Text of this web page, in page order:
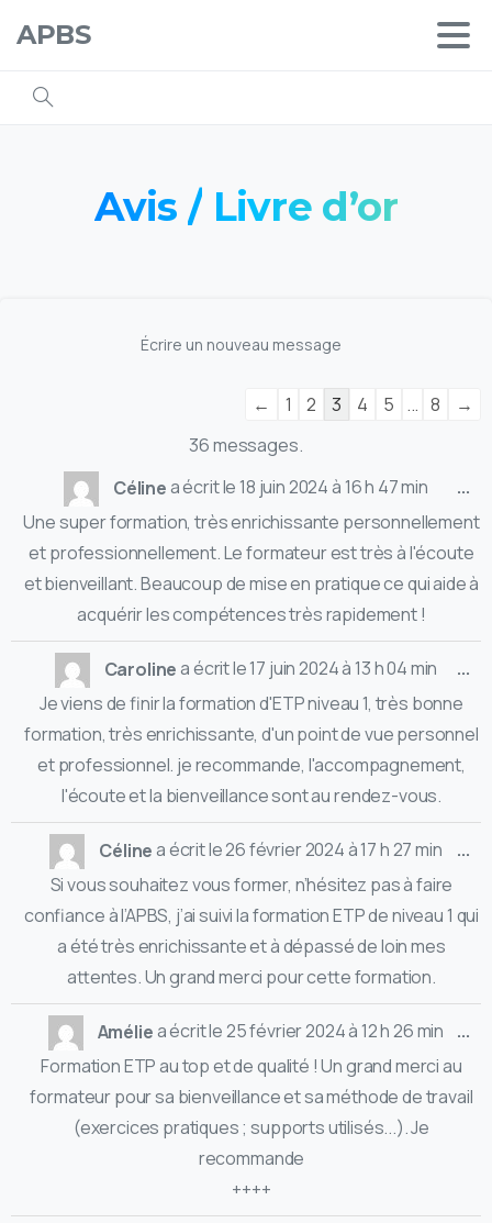
APBS
Avis / Livre d’or
← 1 2 3 4 5 ... 8
→
36 messages.
Célinea écrit le 18 juin 2024à 16 h 47 min
Une super formation, très enrichissante personnellement
et professionnellement. Le formateur est très à l'écoute
et bienveillant. Beaucoup de mise en pratique ce qui aide à
acquérir les compétences très rapidement !
...
Carolinea écrit le17 juin 2024à 13 h 04 min
Je viens de finir la formation d'ETP niveau 1, très bonne
formation, très enrichissante, d'un point de vue personnel
et professionnel. je recommande, l'accompagnement,
l'écoute et la bienveillance sont au rendez-vous.
...
Célinea écrit le26 février 2024à17 h 27 min
Si vous souhaitez vous former, n’hésitez pas à faire
confiance à l’APBS, j’ai suivi la formation ETP de niveau 1 qui
a été très enrichissante et à dépassé de loin mes
attentes. Un grand merci pour cette formation.
...
Améliea écrit le25 février 2024à 12 h 26 min
Formation ETP au top et de qualité ! Un grand merci au
formateur pour sa bienveillance et sa méthode de travail
(exercices pratiques ; supports utilisés...). Je
recommande
++++
...